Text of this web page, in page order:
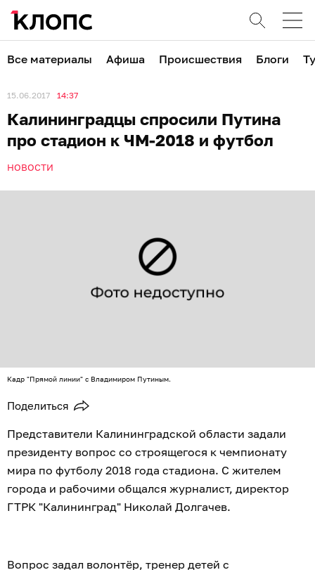
Все материалы Афиша Происшествия Блоги
15.06.2017 14:37
Калининградцы спросили Путина
про стадион к ЧМ-2018 и футбол
НОВОСТИ
Кадр "Прямой линии" с Владимиром Путиным.
Поделиться
Представители Калининградской области задали
президенту вопрос со строящегося к чемпионату
мира по футболу 2018 года стадиона. С жителем
города и рабочими общался журналист, директор
ГТРК "Калининград" Николай Долгачев.
Вопрос задал волонтёр, тренер детей с